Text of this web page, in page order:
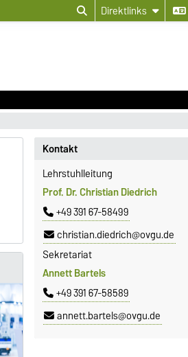
Direktlinks
Kontakt
Lehrstuhlleitung
Prof. Dr. Christian Diedrich
+49 391 67-58499
christian.diedrich@ovgu.de
Sekretariat
Annett Bartels
+49 391 67-58589
annett.bartels@ovgu.de